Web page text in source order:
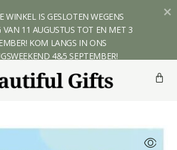
WINKEL IS GESLOTEN WEGENS
VAN 11 AUGUSTUS TOT EN MET 3
KOM LANGS IN ONS
4&5 SEPTEMBER!